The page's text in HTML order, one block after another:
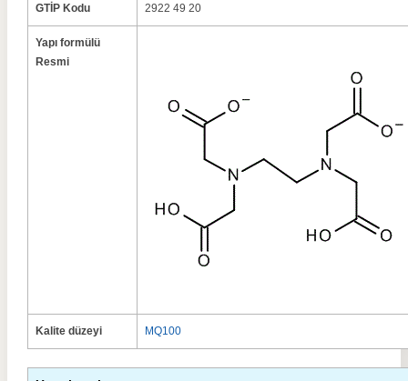
GTİP Kodu 2922 49 20
Yapı formülü
Resmi
Kalite düzeyi MQ100